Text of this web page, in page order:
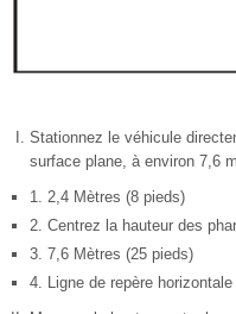
Stationnez le véhicule
surface plane, à environ 7,6
1. 2,4 Mètres (8 pieds)
2. Centrez la hauteur des
3. 7,6 Mètres (25 pieds)
4. Ligne de repère horizontale